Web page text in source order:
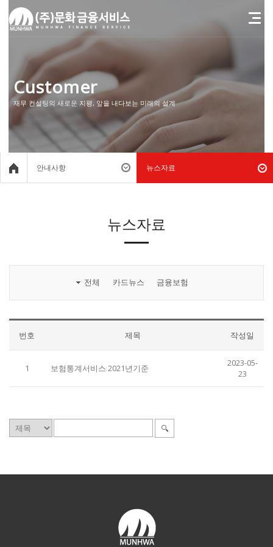
Customer
재무 컨설팅의 새로운 지평, 앞을 내다보는 미래의 설계
안내사항 뉴스자료
뉴스자료
전체 카드뉴스 금융보험
번호 제목 작성일
1 보험통계서비스 2021년기준
2023-05-
23